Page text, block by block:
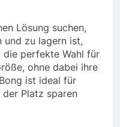
Lösung suchen,
zu lagern ist,
die perfekte Wahl für
ohne dabei ihre
ist ideal für
der Platz sparen